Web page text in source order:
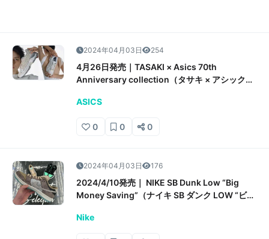
2024年04月03日 254
4月26日発売｜TASAKI × Asics 70th
Anniversary collection（タサキ × アシックス
定価情報
ASICS
0 0 0
2024年04月03日 176
2024/4/10発売｜ NIKE SB Dunk Low “Big
Money Saving”（ナイキ SB ダンク LOW “ビッ
Nike